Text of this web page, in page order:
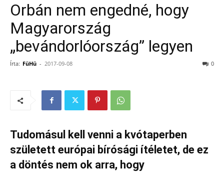
Orbán nem engedné, hogy
Magyarország
„bevándorlóország” legyen
Írta: FüHü - 2017-09-08 0
Tudomásul kell venni a kvótaperben
született európai bírósági ítéletet, de ez
a döntés nem ok arra, hogy